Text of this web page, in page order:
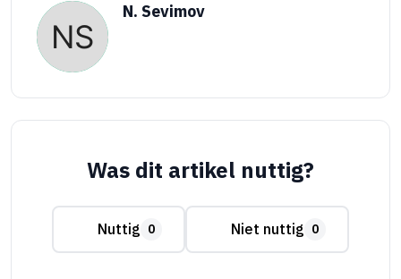
N. Sevimov
Was dit artikel nuttig?
Nuttig 0 Niet nuttig 0